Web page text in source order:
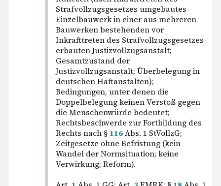
Strafvollzugsgesetzes umgebautes
Einzelbauwerk in einer aus mehreren
Bauwerken bestehenden vor
Inkrafttreten des Strafvollzugsgesetzes
erbauten Justizvollzugsanstalt;
Gesamtzustand der
Justizvollzugsanstalt; Überbelegung in
deutschen Haftanstalten);
Bedingungen, unter denen die
Doppelbelegung keinen Verstoß gegen
die Menschenwürde bedeutet;
Rechtsbeschwerde zur Fortbildung des
Rechts nach § 116Abs. 1 StVollzG;
Zeitgesetze ohne Befristung (kein
Wandel der Normsituation; keine
Verwirkung; Reform).